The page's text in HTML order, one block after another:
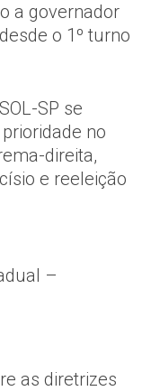
a governador
o 1º turno
SP se
no
direita,
e reeleição
–
as diretrizes